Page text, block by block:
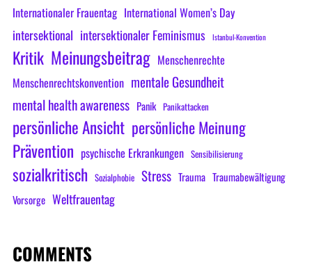
Internationaler Frauentag International Women’s Day
intersektional intersektionaler Feminismus Istanbul-Konvention
Kritik Meinungsbeitrag Menschenrechte
Menschenrechtskonvention mentale Gesundheit
mental health awareness Panik Panikattacken
persönliche Ansicht persönliche Meinung
Prävention psychische Erkrankungen Sensibilisierung
sozialkritisch Sozialphobie Stress Trauma Traumabewältigung
Vorsorge Weltfrauentag
COMMENTS